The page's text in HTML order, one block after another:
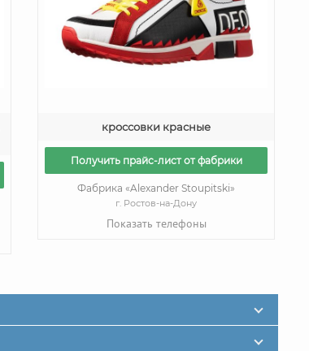
кроссовки красные
Получить прайс-лист от фабрики
Фабрика «Alexander Stoupitski»
г. Ростов-на-Дону
Показать телефоны